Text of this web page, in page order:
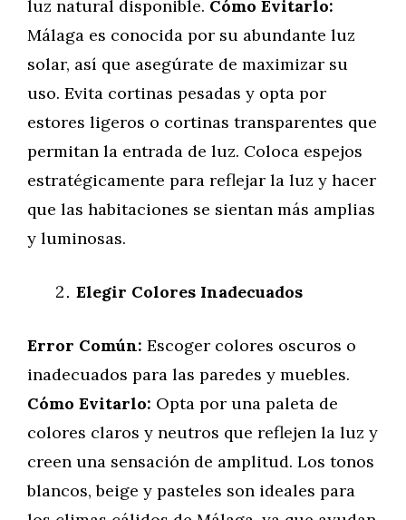
luz natural disponible. Cómo Evitarlo:
Málaga es conocida por su abundante luz
solar, así que asegúrate de maximizar su
uso. Evita cortinas pesadas y opta por
estores ligeros o cortinas transparentes que
permitan la entrada de luz. Coloca espejos
estratégicamente para reflejar la luz y hacer
que las habitaciones se sientan más amplias
y luminosas.
Elegir Colores Inadecuados
Error Común: Escoger colores oscuros o
inadecuados para las paredes y muebles.
Cómo Evitarlo: Opta por una paleta de
colores claros y neutros que reflejen la luz y
creen una sensación de amplitud. Los tonos
blancos, beige y pasteles son ideales para